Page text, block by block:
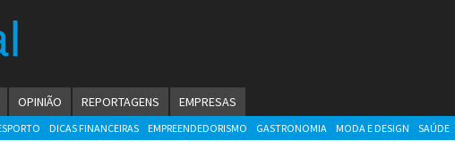
OPINIÃO REPORTAGENS EMPRESAS
DICAS FINANCEIRAS EMPREENDEDORISMO GASTRONOMIA MODA E DESIGN SAÚDE